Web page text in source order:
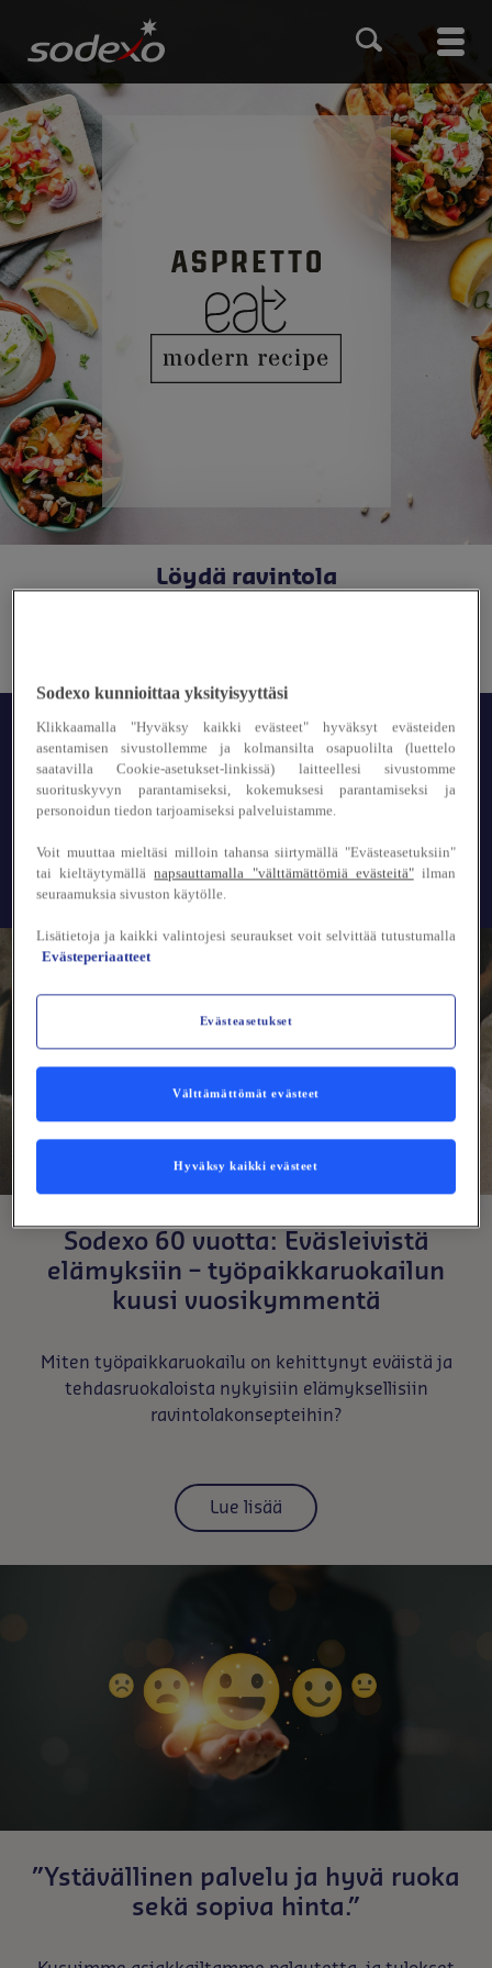
Main
Löydä ravintola
Lounasravintolat
Kokoustilat
Juhlatilat
Näytä minua lähimmät
Sodexo 60 vuotta: Eväsleivistä
elämyksiin – työpaikkaruokailun
kuusi vuosikymmentä
Miten työpaikkaruokailu on kehittynyt eväistä ja
tehdasruokaloista nykyisiin elämyksellisiin
ravintolakonsepteihin?
Lue lisää
”Ystävällinen palvelu ja hyvä ruoka
sekä sopiva hinta.”
Sodexo kunnioittaa yksityisyyttäsi
Klikkaamalla "Hyväksy kaikki evästeet" hyväksyt evästeiden
asentamisen sivustollemme ja kolmansilta osapuolilta (luettelo
saatavilla Cookie-asetukset-linkissä) laitteellesi sivustomme
suorituskyvyn parantamiseksi, kokemuksesi parantamiseksi ja
personoidun tiedon tarjoamiseksi palveluistamme.
Voit muuttaa mieltäsi milloin tahansa siirtymällä "Evästeasetuksiin"
tai kieltäytymällänapsauttamalla "välttämättömiä evästeitä"ilman
seuraamuksia sivuston käytölle.
Lisätietoja ja kaikki valintojesi seuraukset voit selvittää tutustumalla
Evästeperiaatteet
Evästeasetukset
Välttämättömät evästeet
Hyväksy kaikki evästeet